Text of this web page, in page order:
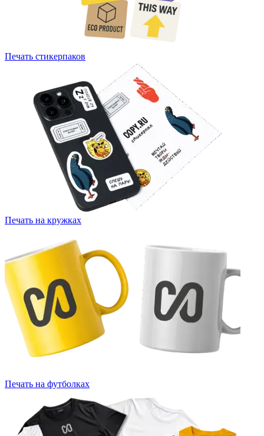
Печать стикерпаков
Печать на кружках
Печать на футболках